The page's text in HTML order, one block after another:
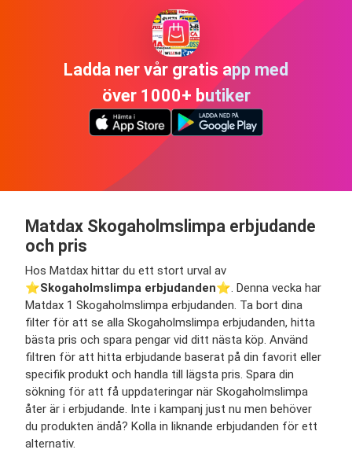
Ladda ner vår gratis app med
över 1000+ butiker
Matdax Skogaholmslimpa erbjudande
och pris
Hos Matdax hittar du ett stort urval av
⭐️Skogaholmslimpa erbjudanden⭐️. Denna vecka har
Matdax 1 Skogaholmslimpa erbjudanden. Ta bort dina
filter för att se alla Skogaholmslimpa erbjudanden, hitta
bästa pris och spara pengar vid ditt nästa köp. Använd
filtren för att hitta erbjudande baserat på din favorit eller
specifik produkt och handla till lägsta pris. Spara din
sökning för att få uppdateringar när Skogaholmslimpa
åter är i erbjudande. Inte i kampanj just nu men behöver
du produkten ändå? Kolla in liknande erbjudanden för ett
alternativ.